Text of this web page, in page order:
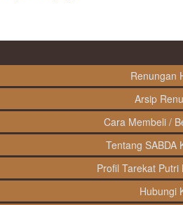
Renungan
Arsip
Cara Membeli /
Tentang SABDA
Profil Tarekat Putri
Hubungi